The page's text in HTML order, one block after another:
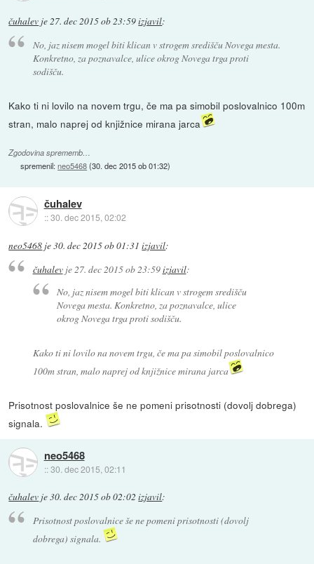
čuhalev je27. dec 2015 ob 23:59izjavil:
No, jaz nisem mogel biti klican v strogem središču Novega mesta.
Konkretno, za poznavalce, ulice okrog Novega trga proti
sodišču.
Kako ti ni lovilo na novem trgu, če ma pa simobil poslovalnico 100m
stran, malo naprej od knjižnice mirana jarca
Zgodovina sprememb…
spremenil:neo5468(30. dec 2015 ob 01:32)
čuhalev
::30. dec 2015, 02:02
neo5468 je30. dec 2015 ob 01:31 izjavil:
čuhalevje 27. dec 2015 ob 23:59izjavil:
No, jaz nisem mogel biti klican v strogem središču
Novega mesta. Konkretno, za poznavalce, ulice
okrog Novega trga proti sodišču.
Kako ti ni lovilo na novem trgu, če ma pa simobil poslovalnico
100m stran, malo naprej od knjižnice mirana jarca
Prisotnost poslovalnice še ne pomeni prisotnosti (dovolj dobrega)
signala.
neo5468
::30. dec 2015, 02:11
čuhalev je30. dec 2015 ob 02:02 izjavil:
Prisotnost poslovalnice še ne pomeni prisotnosti (dovolj
dobrega) signala.